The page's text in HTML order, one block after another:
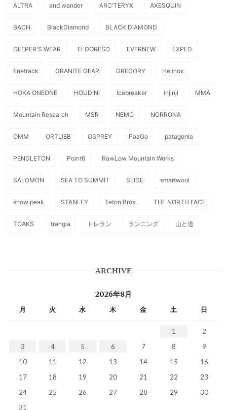
ALTRA and wander ARC'TERYX AXESQUIN
BACH BlackDiamond BLACK DIAMOND
DEEPER'S WEAR ELDORESO EVERNEW EXPED
finetrack GRANITE GEAR GREGORY Helinox
HOKA ONEONE HOUDINI Icebreaker injinji MMA
Mountain Research MSR NEMO NORRONA
OMM ORTLIEB OSPREY PaaGo patagonia
PENDLETON Point6 RawLow Mountain Works
SALOMON SEA TO SUMMIT SLIDE smartwool
snow peak STANLEY Teton Bros. THE NORTH FACE
TOAKS trangia トレラン ランニング 山と道
ARCHIVE
2026年8月
月 火 水 木 金 土 日
1
2
3
4 5 6 7 8
9
10
11 12 13 14 15
16
17
18 19 20 21 22
23
24
25 26 27 28 29
30
31